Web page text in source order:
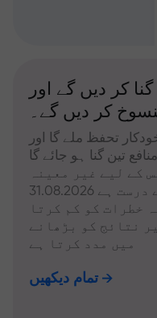
کر دیں گے اور
کر دیں گے۔
تحفظ ملے گا اور
تین گنا ہو جائے گا
کے لیے غیر معینہ
خطرات کو کم کرتا
نتائج کو بڑھانے
میں مدد کرتا ہے
تمام دیکھیں